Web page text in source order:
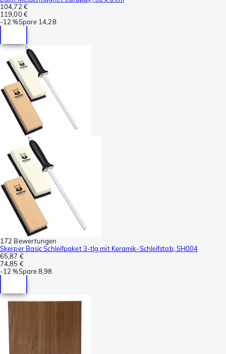
104,72 €
119,00 €
-12 %Spare 14,28
172 Bewertungen
Skerper Basic Schleifpaket 3-tlg mit Keramik-Schleifstab, SH004
65,87 €
74,85 €
-12 %Spare8,98